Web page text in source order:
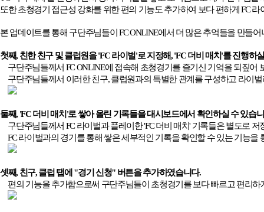
또한 초청경기 접근성 강화를 위한 편의 기능도 추가하여 보다 편하게 FC라
본 업데이트를 통해 구단주님들이 FC ONLINE에서 더 많은 추억들을 만들
첫째, 친한 친구 및 클럽원을'FC라이벌'로 지정해, 'FC더비 매치'를 진행하
구단주님들께서 FC ONLINE에 접속해 초청경기를 즐기신 기억을 되짚어
구단주님들께서 이러한 친구,클럽원과의 특별한 관계를 구성하고 라이
둘째, 'FC더비 매치 '로 쌓아 올린 기록들을 대시보드에서 확인하실 수 있습
구단주님들께서 FC라이벌과 플레이한'FC더비 매치' 기록들은 별도로 저
FC라이벌과의 경기를 통해 쌓은 세부적인 기록을 확인할 수 있는 기능을
셋째, 친구,클럽 탭에 "경기 신청" 버튼을 추가하였습니다.
편의 기능을 추가함으로써 구단주님들이 초청경기를 보다 빠르고 편리